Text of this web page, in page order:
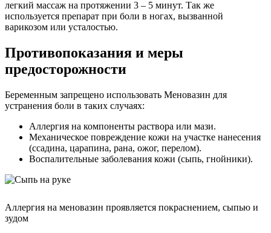
легкий массаж на протяжении 3 – 5 минут. Так же
используется препарат при боли в ногах, вызванной
варикозом или усталостью.
Противопоказания и меры
предосторожности
Беременным запрещено использовать Меновазин для
устранения боли в таких случаях:
Аллергия на компоненты раствора или мази.
Механическое повреждение кожи на участке нанесения
(ссадина, царапина, рана, ожог, перелом).
Воспалительные заболевания кожи (сыпь, гнойники).
Аллергия на меновазин проявляется покраснением, сыпью и
зудом